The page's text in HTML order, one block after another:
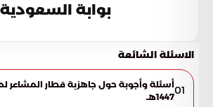
بوابة السعودية
الاسئلة الشائعة
01أسئلة وأجوبة حول جاهزية قطار
1447هـ